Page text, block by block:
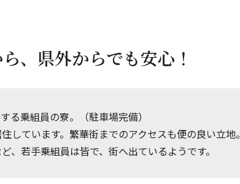
、県外からでも安心！
る乗組員の寮。（駐車場完備）
しています。繁華街までのアクセスも便の良い立地。
、若手乗組員は皆で、街へ出ているようです。